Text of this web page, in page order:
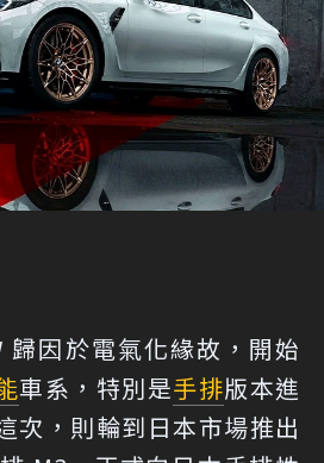
歸因於電氣化緣故，開始
車系，特別是手排版本進
次，則輪到日本市場推出